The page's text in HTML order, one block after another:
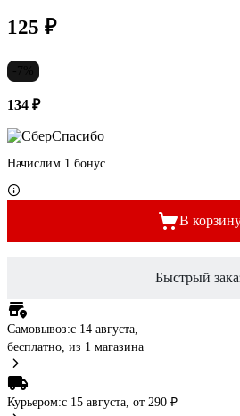
125 ₽
134 ₽
Начислим 1 бонус
В
Быстрый
Самовывоз:c 14 августа,
бесплатно, из 1 магазина
Курьером:c 15 августа, от 290 ₽